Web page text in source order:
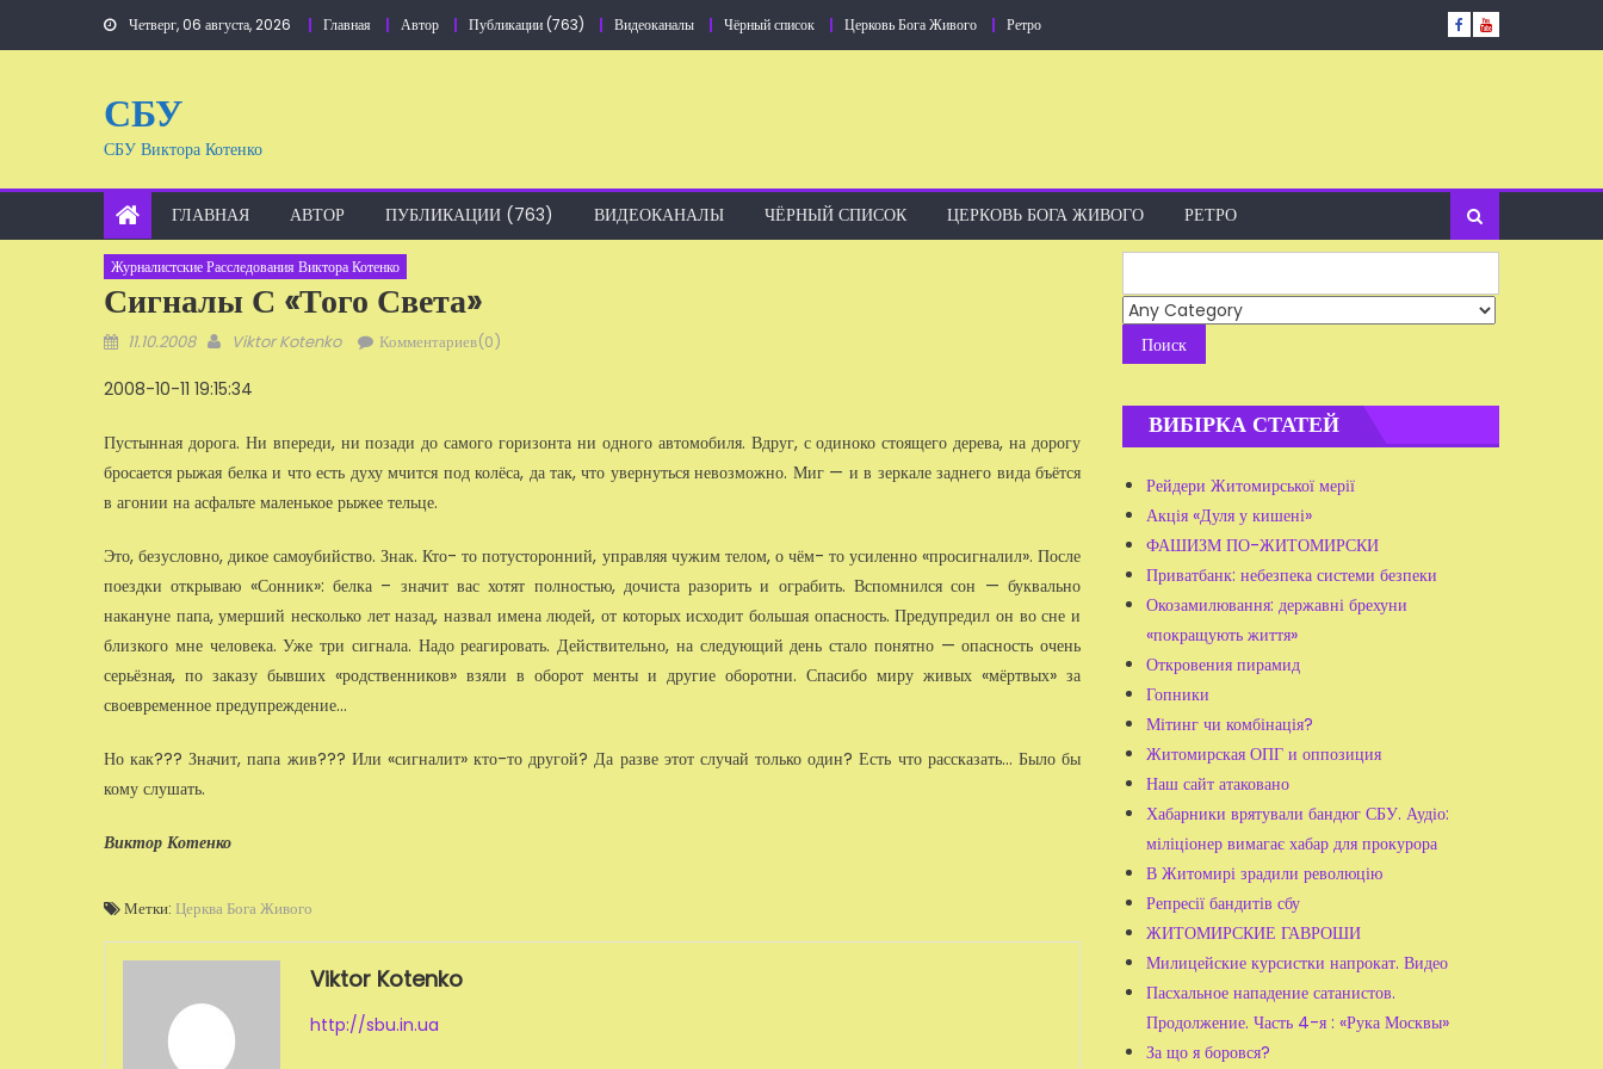
Четверг, 06 августа, 2026 Главная Автор Публикации (763) Видеоканалы Чёрный список Церковь Бога Живого Ретро
СБУ
СБУ Виктора Котенко
ГЛАВНАЯ АВТОР ПУБЛИКАЦИИ (763) ВИДЕОКАНАЛЫ ЧЁРНЫЙ СПИСОК ЦЕРКОВЬ БОГА ЖИВОГО РЕТРО
Журналистские Расследования Виктора Котенко
Сигналы С «того Света»
Добавлено
11.10.2008 Автор
Viktor Kotenko Комментариев(0)
2008-10-11 19:15:34
Пустынная дорога. Ни впереди, ни позади до самого горизонта ни одного автомобиля. Вдруг, с одиноко стоящего дерева, на дорогу
бросается рыжая белка и что есть духу мчится под колёса, да так, что увернуться невозможно. Миг — и в зеркале заднего вида бъётся
в агонии на асфальте маленькое рыжее тельце.
Это, безусловно, дикое самоубийство. Знак. Кто- то потусторонний, управляя чужим телом, о чём- то усиленно «просигналил». После
поездки открываю «Сонник»: белка – значит вас хотят полностью, дочиста разорить и огра­бить. Вспомнился сон — буквально
накануне папа, умерший несколько лет назад, назвал имена лю­дей, от которых исходит большая опасность. Предупредил он во сне и
близкого мне че­ловека. Уже три сигнала. Надо реагировать. Действительно, на следующий день стало по­нятно — опасность очень
серьёзная, по заказу бывших «родственников» взяли в оборот менты и другие оборотни. Спасибо миру живых «мёртвых» за
своевременное предупреждение...
Но как??? Значит, папа жив??? Или «сигналит» кто-то другой? Да разве этот случай только один? Есть что рассказать… Было бы
кому слушать.
Виктор Котенко
Метки: Церква Бога Живого
Viktor Kotenko
http://sbu.in.ua
for:
ВИБІРКА СТАТЕЙ
Рейдери Житомирської мерії
Акція «Дуля у кишені»
ФАШИЗМ ПО-ЖИТОМИРСКИ
Приватбанк: небезпека системи безпеки
Окозамилювання: державні брехуни
«покращують життя»
Откровения пирамид
Гопники
Мітинг чи комбінація?
Житомирская ОПГ и оппозиция
Наш сайт атаковано
Хабарники врятували бандюг СБУ. Аудіо:
міліціонер вимагає хабар для прокурора
В Житомирі зрадили революцію
Репресії бандитів сбу
ЖИТОМИРСКИЕ ГАВРОШИ
Милицейские курсистки напрокат. Видео
Пасхальное нападение сатанистов.
Продолжение. Часть 4-я : «Рука Москвы»
За що я боровся?